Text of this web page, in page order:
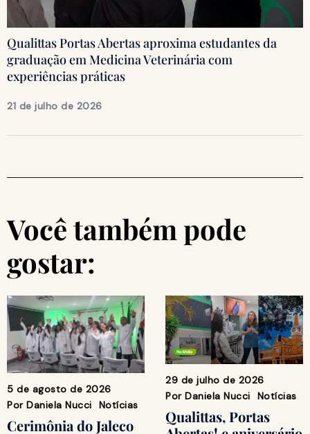
Qualittas Portas Abertas aproxima estudantes da
graduação em Medicina Veterinária com
experiências práticas
21 de julho de 2026
Você também pode
gostar:
5 de agosto de 2026
Por Daniela Nucci Notícias
Cerimônia do Jaleco
29 de julho de 2026
Por Daniela Nucci Notícias
Qualittas, Portas